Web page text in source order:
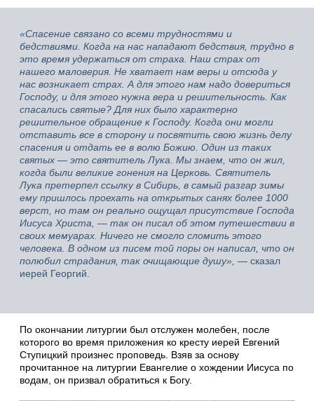
«Спасение связано со всеми трудностями и
бедствиями. Когда на нас нападают бедствия, трудно в
это время удержаться от страха. Наш страх от
нашего маловерия. Не хватает нам веры и отсюда у
нас возникает страх. А для этого нам надо довериться
Господу, и для этого нужна вера и решительность. Как
спасались святые? Для них было характерно
решительное обращение к Господу. Когда они могли
отставить все в сторону и посвятить свою жизнь делу
спасения и отдать ее в волю Божию. Один из таких
святых — это святитель Лука. Мы знаем, что он жил,
когда были великие гонения на Церковь. Святитель
Лука претерпел ссылку в Сибирь, в самый разгар зимы
ему пришлось проехать на открытых санях более 1000
верст, но там он реально ощущал присутствие Господа
Иисуса Христа, — так он писал об этом путешествии в
своих мемуарах. Ничего не смогло сломить этого
человека. В одном из писем той поры он написал, что он
полюбил страдания, так очищающие душу», — сказал
иерей Георгий.
По окончании литургии был отслужен молебен, после
которого во время приложения ко кресту иерей Евгений
Ступицкий произнес проповедь. Взяв за основу
прочитанное на литургии Евангелие о хождении Иисуса по
водам, он призвал обратиться к Богу.